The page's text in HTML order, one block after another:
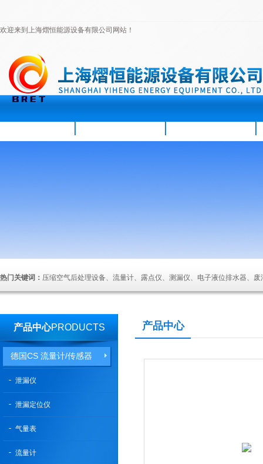
欢迎来到上海熠恒能源设备有限公司网站！
热门关键词： 压缩空气后处理设备、流量计、露点仪、测漏仪、电子液位排水器、
产品中心PRODUCTS
德国CS 流量计/传感器
泄漏仪
泄漏定位仪
气量表
流量计
产品中心